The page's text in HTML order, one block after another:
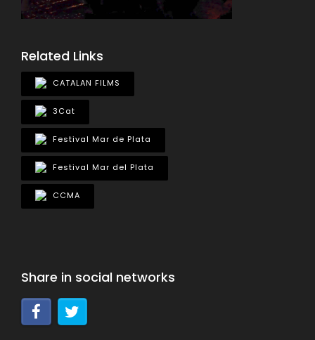
Related Links
CATALAN FILMS
3Cat
Festival Mar de Plata
Festival Mar del Plata
CCMA
Share in social networks